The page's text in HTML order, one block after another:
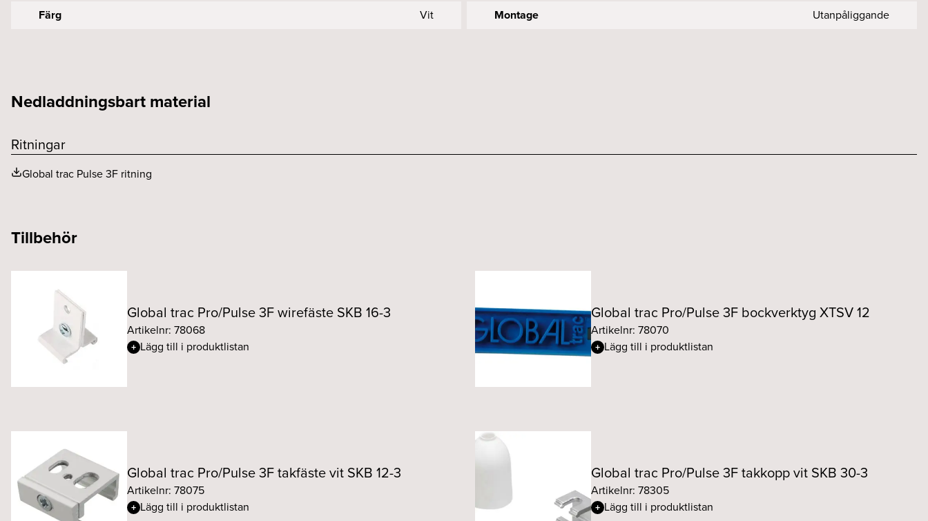
Färg
Vit
Montage
Utanpåliggande
Nedladdningsbart material
Ritningar
Global trac Pulse 3F ritning
Tillbehör
Global trac Pro/Pulse 3F wirefäste SKB 16-3
Artikelnr: 78068
Lägg till i produktlistan
Global trac Pro/Pulse 3F bockverktyg XTSV 12
Artikelnr: 78070
Lägg till i produktlistan
Global trac Pro/Pulse 3F takfäste vit SKB 12-3
Artikelnr: 78075
Lägg till i produktlistan
Global trac Pro/Pulse 3F takkopp vit SKB 30-3
Artikelnr: 78305
Lägg till i produktlistan